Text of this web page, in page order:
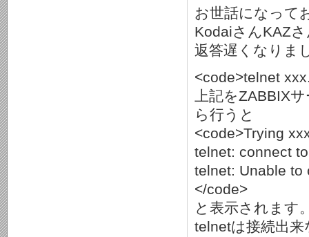
お世話になって
KodaiさんKAZ
返答遅くなりま
<code>telnet
上記をZABBIX
ら行うと
<code>Trying
telnet: connect
telnet: Unable to
</code>
と表示されます
telnetは接続出